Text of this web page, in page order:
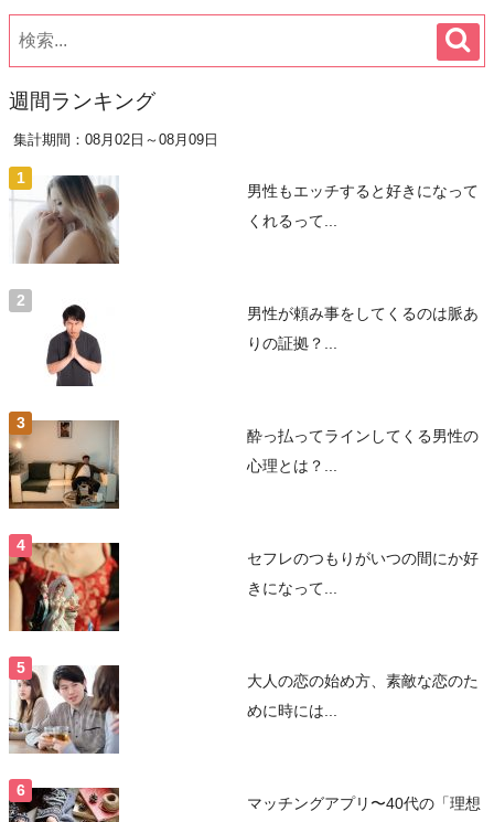
週間ランキング
集計期間：08月02日～08月09日
男性もエッチすると好きになって
くれるって...
男性が頼み事をしてくるのは脈あ
りの証拠？...
酔っ払ってラインしてくる男性の
心理とは？...
セフレのつもりがいつの間にか好
きになって...
大人の恋の始め方、素敵な恋のた
めに時には...
マッチングアプリ〜40代の「理想